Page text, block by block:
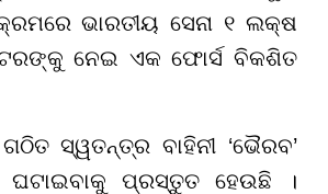
ଭାରତୀୟ ସେନା ୧ ଲକ୍ଷ
ନେଇ ଏକ ଫୋର୍ସ ବିକଶିତ
ସ୍ୱତନ୍ତ୍ର ବାହିନୀ ‘ଭୈରବ’
ଘଟାଇବାକୁ ପ୍ରସ୍ତୁତ ହେଉଛି ।